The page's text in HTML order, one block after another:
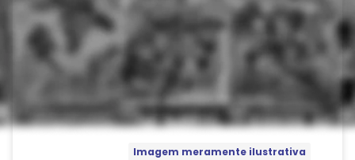
Imagem meramente ilustrativa